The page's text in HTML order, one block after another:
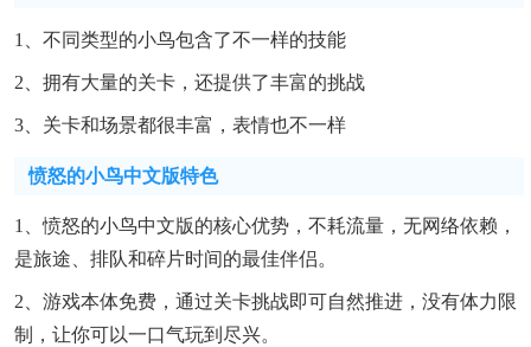
1、不同类型的小鸟包含了不一样的技能
2、拥有大量的关卡，还提供了丰富的挑战
3、关卡和场景都很丰富，表情也不一样
愤怒的小鸟中文版特色
1、愤怒的小鸟中文版的核心优势，不耗流量，无网络依赖，
是旅途、排队和碎片时间的最佳伴侣。
2、游戏本体免费，通过关卡挑战即可自然推进，没有体力限
制，让你可以一口气玩到尽兴。